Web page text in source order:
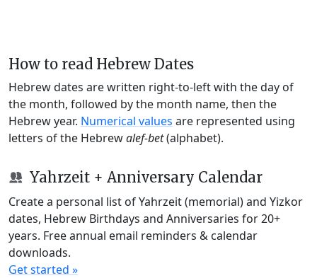
How to read Hebrew Dates
Hebrew dates are written right-to-left with the day of
the month, followed by the month name, then the
Hebrew year. Numerical values are represented using
letters of the Hebrewalef-bet(alphabet).
Yahrzeit + Anniversary Calendar
Create a personal list of Yahrzeit (memorial) and Yizkor
dates, Hebrew Birthdays and Anniversaries for 20+
years. Free annual email reminders & calendar
downloads.
Get started »